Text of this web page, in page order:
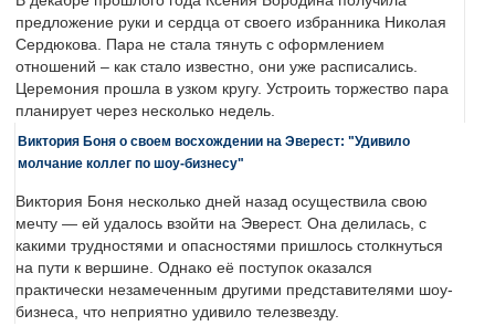
предложение руки и сердца от своего избранника Николая
Сердюкова. Пара не стала тянуть с оформлением
отношений – как стало известно, они уже расписались.
Церемония прошла в узком кругу. Устроить торжество пара
планирует через несколько недель.
Виктория Боня о своем восхождении на Эверест: "Удивило
молчание коллег по шоу-бизнесу"
Виктория Боня несколько дней назад осуществила свою
мечту — ей удалось взойти на Эверест. Она делилась, с
какими трудностями и опасностями пришлось столкнуться
на пути к вершине. Однако её поступок оказался
практически незамеченным другими представителями шоу-
бизнеса, что неприятно удивило телезвезду.